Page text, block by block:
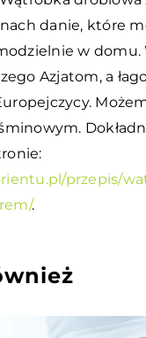
danie, które
w domu.
Azjatom, a
przepis/
.